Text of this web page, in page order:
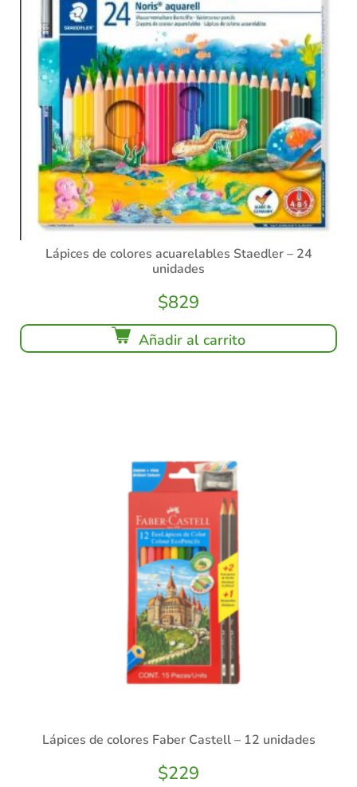
Lápices de colores acuarelables Staedler – 24
unidades
$829
Añadir al carrito
Lápices de colores Faber Castell – 12 unidades
$229